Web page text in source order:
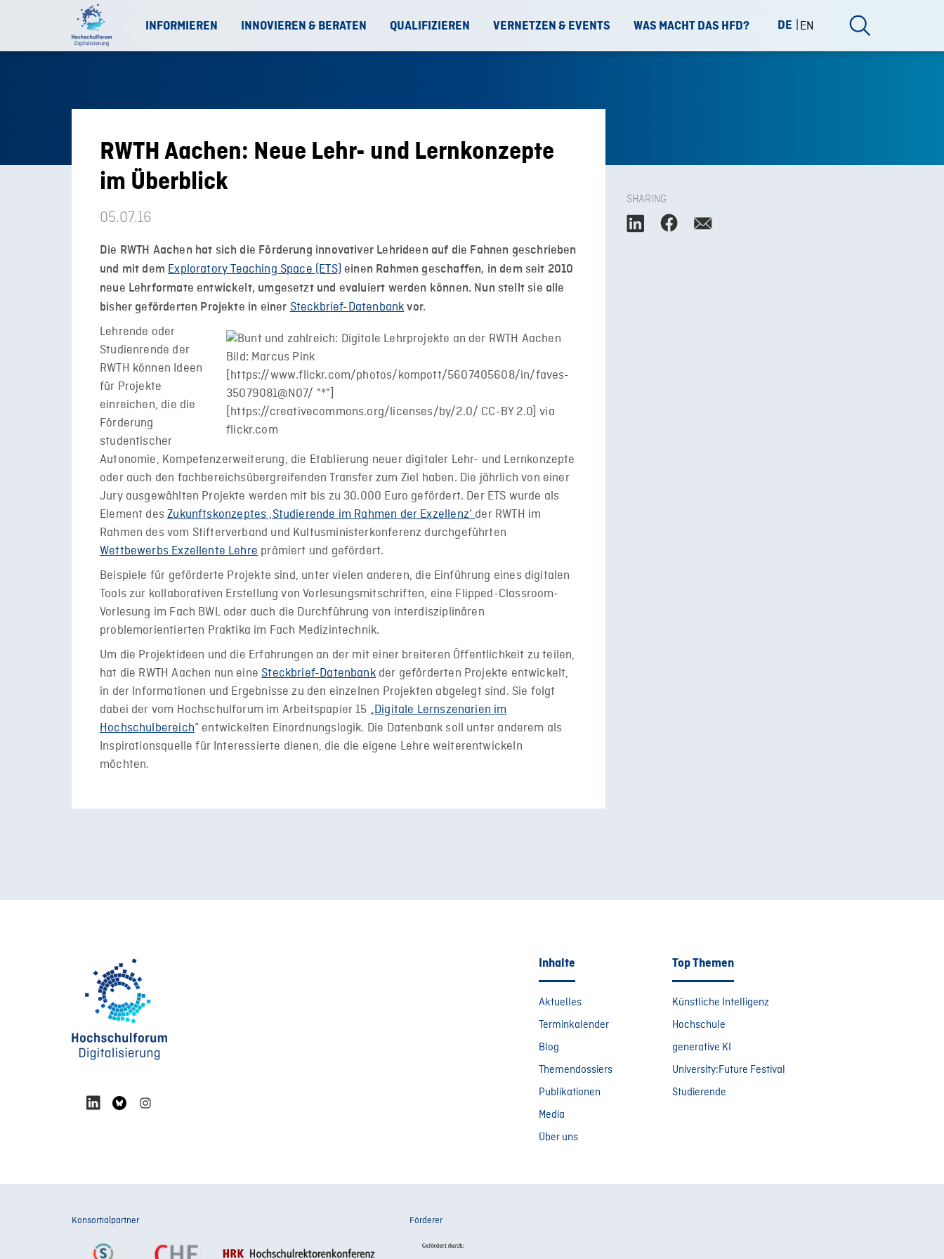
INFORMIEREN INNOVIEREN & BERATEN QUALIFIZIEREN VERNETZEN & EVENTS WAS MACHT DAS HFD? DE EN
RWTH Aachen: Neue Lehr- und Lernkonzepte
im Überblick
05.07.16
Die RWTH Aachen hat sich die Förderung innovativer Lehrideen auf die Fahnen geschrieben
und mit dem Exploratory Teaching Space (ETS) einen Rahmen geschaffen, in dem seit 2010
neue Lehrformate entwickelt, umgesetzt und evaluiert werden können. Nun stellt sie alle
bisher geförderten Projekte in einer Steckbrief-Datenbank vor.
Lehrende oder
Studienrende der
RWTH können Ideen
für Projekte
einreichen, die die
Förderung
studentischer
Autonomie, Kompetenzerweiterung, die Etablierung neuer digitaler Lehr- und Lernkonzepte
oder auch den fachbereichsübergreifenden Transfer zum Ziel haben. Die jährlich von einer
Jury ausgewählten Projekte werden mit bis zu 30.000 Euro gefördert. Der ETS wurde als
Element desZukunftskonzeptes ‚Studierende im Rahmen der Exzellenz‘ der RWTH im
Rahmen des vom Stifterverband und Kultusministerkonferenz durchgeführten
Wettbewerbs Exzellente Lehre prämiert und gefördert.
Beispiele für geförderte Projekte sind, unter vielen anderen, die Einführung eines digitalen
Tools zur kollaborativen Erstellung von Vorlesungsmitschriften, eine Flipped-Classroom-
Vorlesung im Fach BWL oder auch die Durchführung von interdisziplinären
problemorientierten Praktika im Fach Medizintechnik.
Um die Projektideen und die Erfahrungen an der mit einer breiteren Öffentlichkeit zu teilen,
hat die RWTH Aachen nun eineSteckbrief-Datenbankder geförderten Projekte entwickelt,
in der Informationen und Ergebnisse zu den einzelnen Projekten abgelegt sind. Sie folgt
dabei der vom Hochschulforum im Arbeitspapier 15 „Digitale Lernszenarien im
Hochschulbereich“ entwickelten Einordnungslogik. Die Datenbank soll unter anderem als
Inspirationsquelle für Interessierte dienen, die die eigene Lehre weiterentwickeln
möchten.
SHARING
Inhalte
Aktuelles
Terminkalender
Blog
Themendossiers
Publikationen
Media
Über uns
Top Themen
Künstliche Intelligenz
Hochschule
generative KI
University:Future Festival
Studierende
Konsortialpartner Förderer